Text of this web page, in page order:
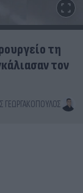
τη
τον
ΓΕΩΡΓΑΚΌΠΟΥΛΟΣ